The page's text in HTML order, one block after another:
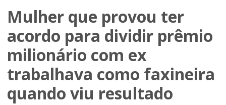
Mulher que provou ter
acordo para dividir prêmio
milionário com ex
trabalhava como faxineira
quando viu resultado